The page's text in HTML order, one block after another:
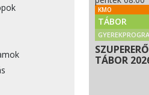
KMO
TÁBOR
TÁBOR